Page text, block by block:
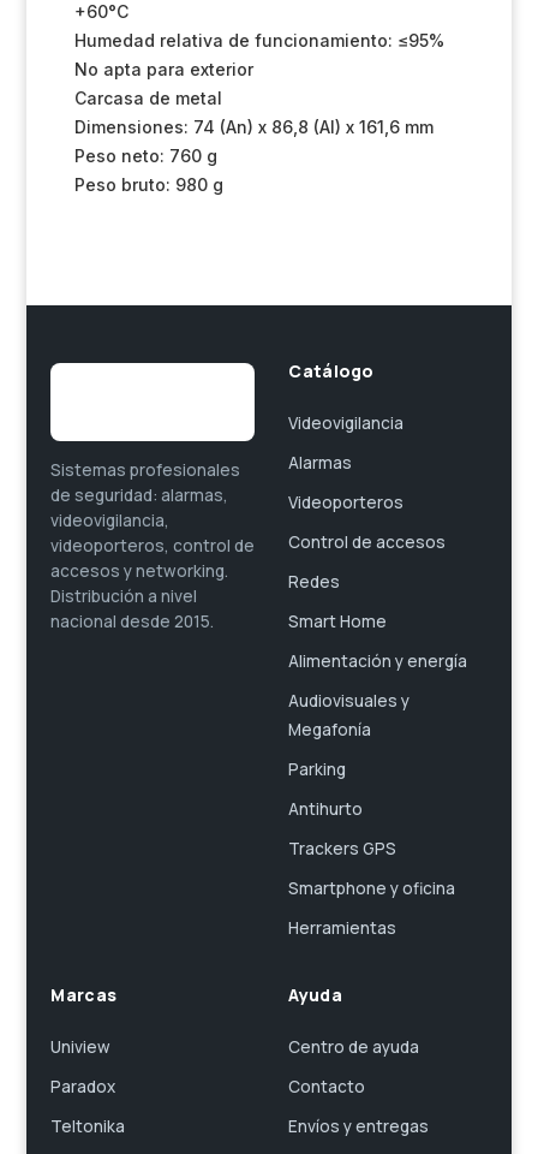
+60°C
Humedad relativa de funcionamiento: ≤95%
No apta para exterior
Carcasa de metal
Dimensiones: 74 (An) x 86,8 (Al) x 161,6 mm
Peso neto: 760 g
Peso bruto: 980 g
Sistemas profesionales
de seguridad: alarmas,
videovigilancia,
videoporteros, control de
accesos y networking.
Distribución a nivel
nacional desde 2015.
Catálogo
Videovigilancia
Alarmas
Videoporteros
Control de accesos
Redes
Smart Home
Alimentación y energía
Audiovisuales y
Megafonía
Parking
Antihurto
Trackers GPS
Smartphone y oficina
Herramientas
Marcas
Uniview
Paradox
Teltonika
Ayuda
Centro de ayuda
Contacto
Envíos y entregas